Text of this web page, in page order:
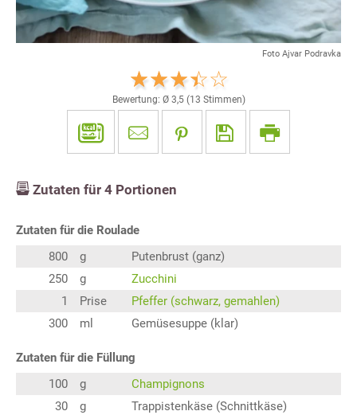
Foto Ajvar Podravka
Bewertung: Ø 3,5(13 Stimmen)
Zutaten für 4 Portionen
Zutaten für die Roulade
800
g
Putenbrust (ganz)
250
g
Zucchini
1
Prise
Pfeffer (schwarz, gemahlen)
300
ml Gemüsesuppe (klar)
Zutaten für die Füllung
100
g
Champignons
30
g
Trappistenkäse (Schnittkäse)